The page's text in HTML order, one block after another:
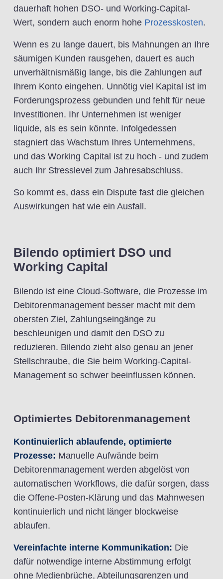
dauerhaft hohen DSO- und Working-Capital-
Wert, sondern auch enorm hohe Prozesskosten.
Wenn es zu lange dauert, bis Mahnungen an Ihre
säumigen Kunden rausgehen, dauert es auch
unverhältnismäßig lange, bis die Zahlungen auf
Ihrem Konto eingehen. Unnötig viel Kapital ist im
Forderungsprozess gebunden und fehlt für neue
Investitionen. Ihr Unternehmen ist weniger
liquide, als es sein könnte. Infolgedessen
stagniert das Wachstum Ihres Unternehmens,
und das Working Capital ist zu hoch - und zudem
auch Ihr Stresslevel zum Jahresabschluss.
So kommt es, dass ein Dispute fast die gleichen
Auswirkungen hat wie ein Ausfall.
Bilendo optimiert DSO und
Working Capital
Bilendo ist eine Cloud-Software, die Prozesse im
Debitorenmanagement besser macht mit dem
obersten Ziel, Zahlungseingänge zu
beschleunigen und damit den DSO zu
reduzieren. Bilendo zieht also genau an jener
Stellschraube, die Sie beim Working-Capital-
Management so schwer beeinflussen können.
Optimiertes Debitorenmanagement
Kontinuierlich ablaufende, optimierte
Prozesse: Manuelle Aufwände beim
Debitorenmanagement werden abgelöst von
automatischen Workflows, die dafür sorgen, dass
die Offene-Posten-Klärung und das Mahnwesen
kontinuierlich und nicht länger blockweise
ablaufen.
Vereinfachte interne Kommunikation: Die
dafür notwendige interne Abstimmung erfolgt
ohne Medienbrüche, Abteilungsgrenzen und